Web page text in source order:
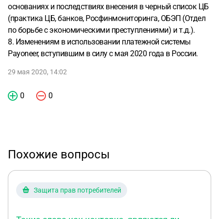
основаниях и последствиях внесения в черный список ЦБ
(практика ЦБ, банков, Росфинмониторинга, ОБЭП (Отдел
по борьбе с экономическими преступлениями) и т.д.).
8. Изменениям в использовании платежной системы
Payoneer, вступившим в силу с мая 2020 года в России.
29 мая 2020, 14:02
0 0
Похожие вопросы
Защита прав потребителей